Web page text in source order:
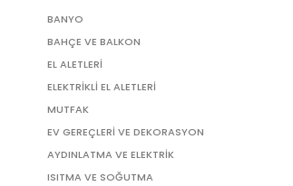
BANYO
BAHÇE VE BALKON
EL ALETLERİ
ELEKTRİKLİ EL ALETLERİ
MUTFAK
EV GEREÇLERİ VE DEKORASYON
AYDINLATMA VE ELEKTRİK
ISITMA VE SOĞUTMA